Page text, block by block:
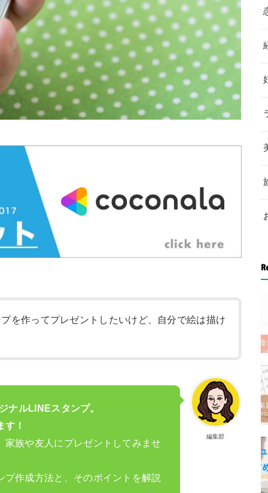
を作ってプレゼントしたいけど、自分で絵は描け
編集部
ナルLINEスタンプ。
！
族や友人にプレゼントしてみませ
作成方法と、そのポイントを解説